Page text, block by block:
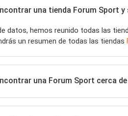
una tienda Forum Sport
datos, hemos reunido todas las
un resumen de todas las tiendas
una Forum Sport cerca